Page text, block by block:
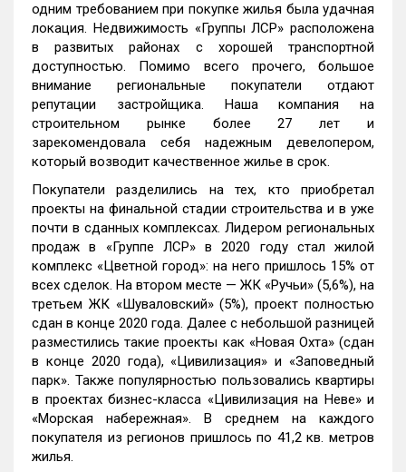
одним требованием при покупке жилья была удачная
локация. Недвижимость «Группы ЛСР» расположена
в развитых районах с хорошей транспортной
доступностью. Помимо всего прочего, большое
внимание региональные покупатели отдают
репутации застройщика. Наша компания на
строительном рынке более 27 лет и
зарекомендовала себя надежным девелопером,
который возводит качественное жилье в срок.
Покупатели разделились на тех, кто приобретал
проекты на финальной стадии строительства и в уже
почти в сданных комплексах. Лидером региональных
продаж в «Группе ЛСР» в 2020 году стал жилой
комплекс «Цветной город»: на него пришлось 15% от
всех сделок. На втором месте — ЖК «Ручьи» (5,6%), на
третьем ЖК «Шуваловский» (5%), проект полностью
сдан в конце 2020 года. Далее с небольшой разницей
разместились такие проекты как «Новая Охта» (сдан
в конце 2020 года), «Цивилизация» и «Заповедный
парк». Также популярностью пользовались квартиры
в проектах бизнес-класса «Цивилизация на Неве» и
«Морская набережная». В среднем на каждого
покупателя из регионов пришлось по 41,2 кв. метров
жилья.